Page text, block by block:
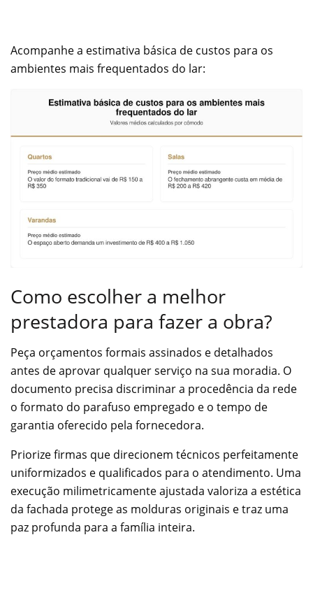
Acompanhe a estimativa básica de custos para os
ambientes mais frequentados do lar:
Como escolher a melhor
prestadora para fazer a obra?
Peça orçamentos formais assinados e detalhados
antes de aprovar qualquer serviço na sua moradia. O
documento precisa discriminar a procedência da rede
o formato do parafuso empregado e o tempo de
garantia oferecido pela fornecedora.
Priorize firmas que direcionem técnicos perfeitamente
uniformizados e qualificados para o atendimento. Uma
execução milimetricamente ajustada valoriza a estética
da fachada protege as molduras originais e traz uma
paz profunda para a família inteira.